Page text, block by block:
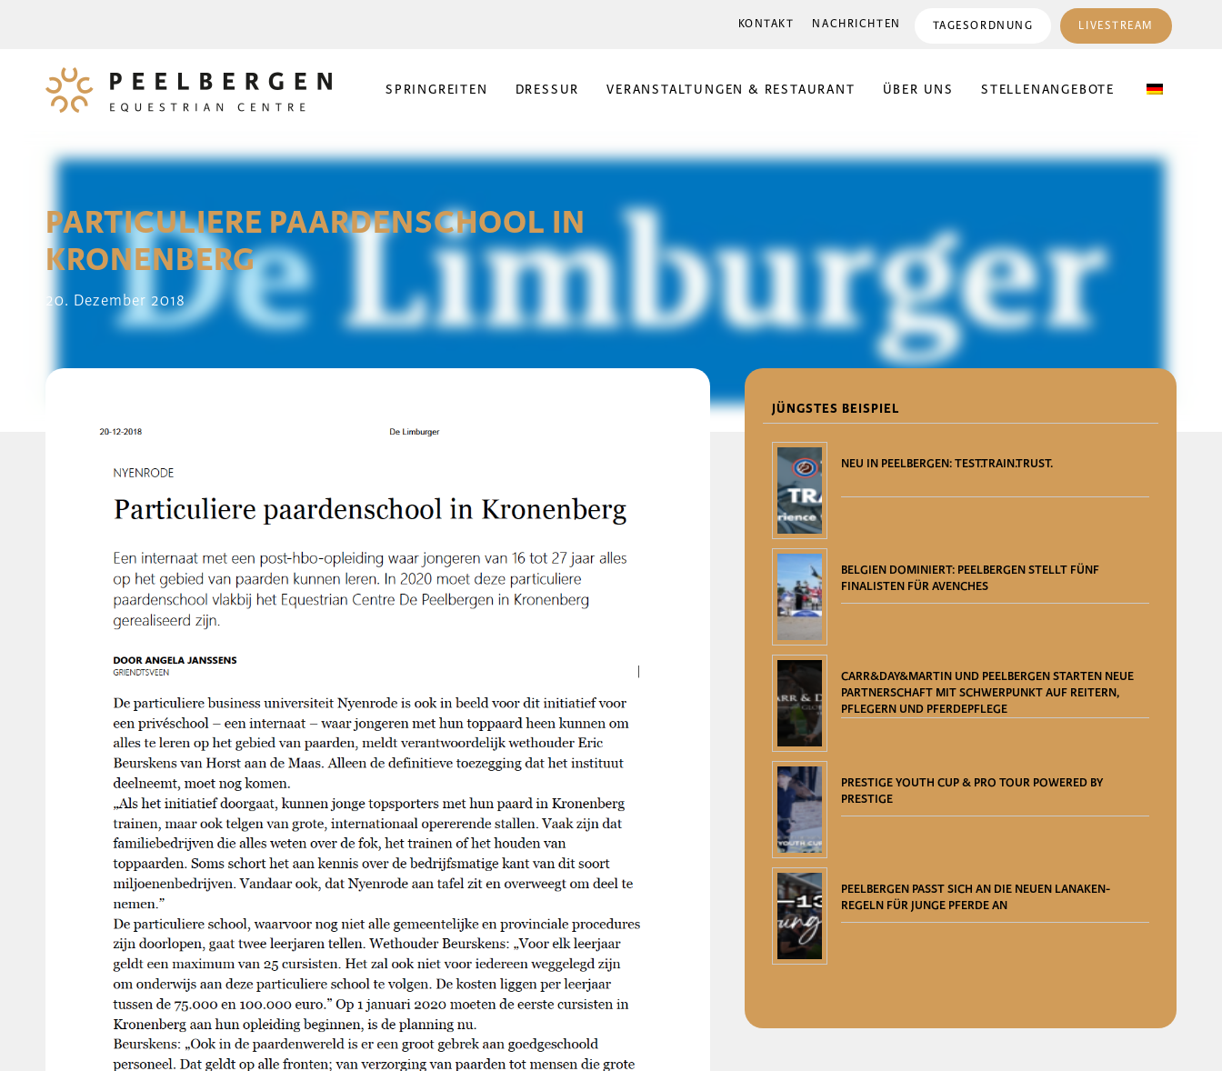
KONTAKT NACHRICHTEN TAGESORDNUNG LIVESTREAM
SPRINGREITEN DRESSUR VERANSTALTUNGEN & RESTAURANT ÜBER UNS STELLENANGEBOTE
PARTICULIERE PAARDENSCHOOL IN
KRONENBERG
20. Dezember 2018
JÜNGSTES BEISPIEL
NEU IN PEELBERGEN: TEST.TRAIN.TRUST.
BELGIEN DOMINIERT: PEELBERGEN STELLT FÜNF
FINALISTEN FÜR AVENCHES
CARR&DAY&MARTIN UND PEELBERGEN STARTEN NEUE
PARTNERSCHAFT MIT SCHWERPUNKT AUF REITERN,
PFLEGERN UND PFERDEPFLEGE
PRESTIGE YOUTH CUP & PRO TOUR POWERED BY
PRESTIGE
PEELBERGEN PASST SICH AN DIE NEUEN LANAKEN-
REGELN FÜR JUNGE PFERDE AN